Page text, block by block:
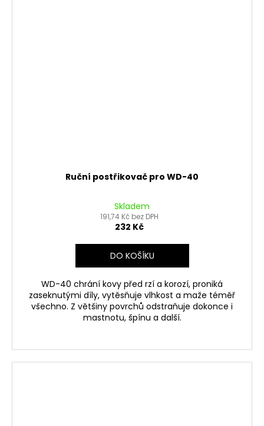
Ruční postřikovač pro WD-40
Skladem
191,74 Kč bez DPH
232 Kč
DO KOŠÍKU
WD-40 chrání kovy před rzí a korozí, proniká
zaseknutými díly, vytěsňuje vlhkost a maže téměř
všechno. Z většiny povrchů odstraňuje dokonce i
mastnotu, špínu a další.